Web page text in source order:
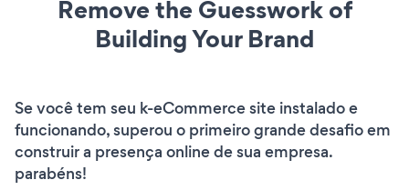
Remove the Guesswork of
Building Your Brand
Se você tem seu k-eCommerce site instalado e
funcionando, superou o primeiro grande desafio em
construir a presença online de sua empresa.
parabéns!